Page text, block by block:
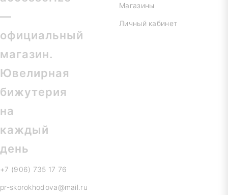
+7 (906) 735 17 76
pr-skorokhodova@mail.ru
Магазины
Личный кабинет